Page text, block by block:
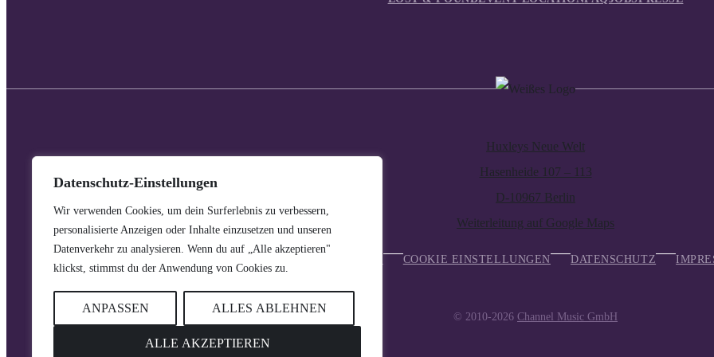
Datenschutz-Einstellungen
Wir verwenden Cookies, um dein Surferlebnis zu verbessern,
personalisierte Anzeigen oder Inhalte einzusetzen und unseren
Datenverkehr zu analysieren. Wenn du auf „Alle akzeptieren"
klickst, stimmst du der Anwendung von Cookies zu.
ANPASSEN ALLES ABLEHNEN
ALLE AKZEPTIEREN
Huxleys Neue Welt
Hasenheide 107 – 113
D-10967 Berlin
Weiterleitung auf Google Maps
COOKIE EINSTELLUNGEN DATENSCHUTZ
© 2010-2026 Channel Music GmbH